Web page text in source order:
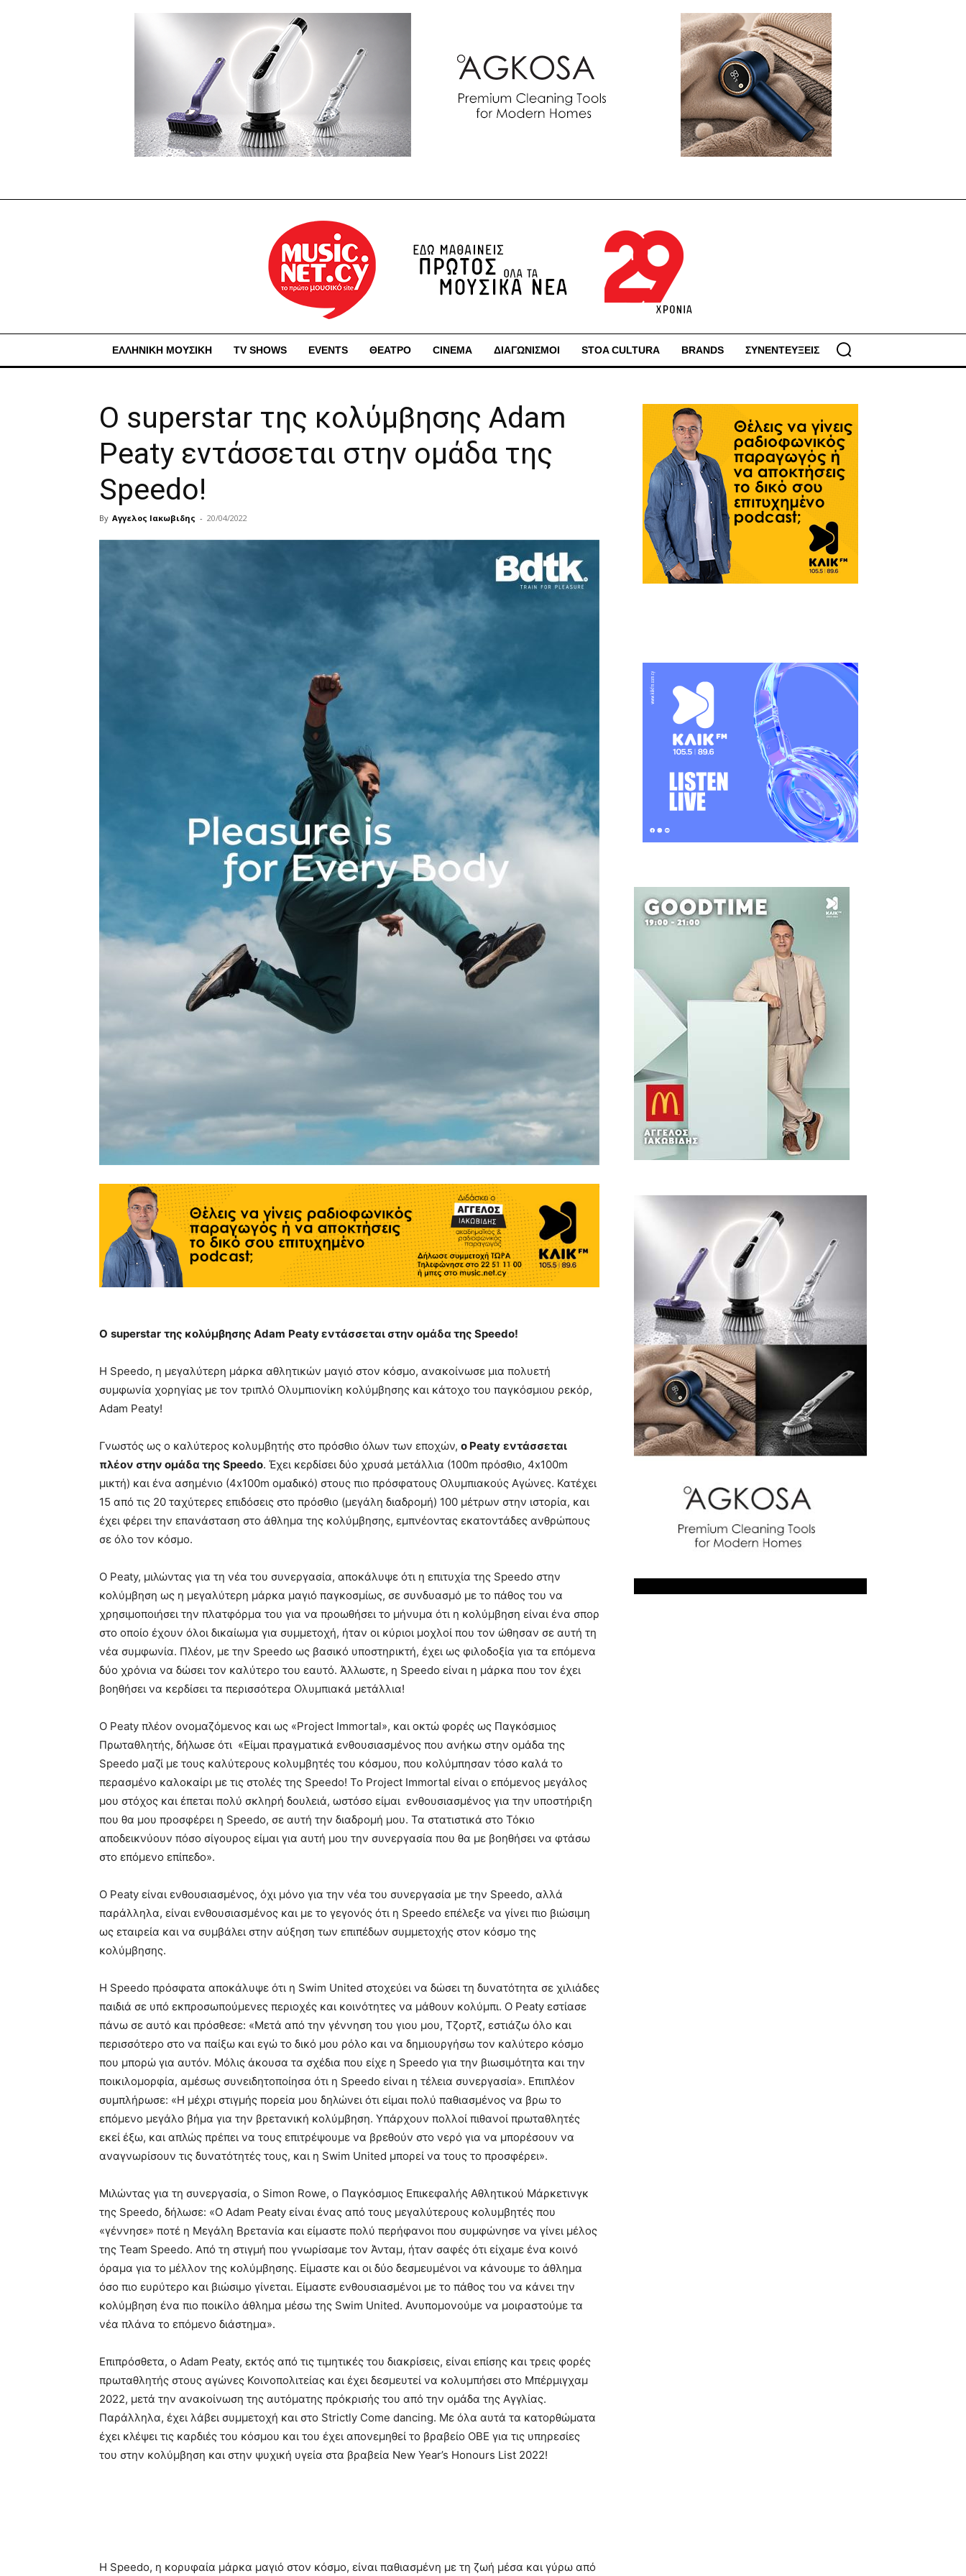
ΕΛΛΗΝΙΚΗ ΜΟΥΣΙΚΗ TV SHOWS EVENTS ΘΕΑΤΡΟ CINEMA ΔΙΑΓΩΝΙΣΜΟΙ STOA CULTURA BRANDS ΣΥΝΕΝΤΕΥΞΕΙΣ
O superstar της κολύμβησης Adam
Peaty εντάσσεται στην ομάδα της
Speedo!
By Αγγελος Ιακωβιδης - 20/04/2022
O superstar της κολύμβησης Adam Peatyεντάσσεται στην ομάδα της Speedo!
Η Speedo, η μεγαλύτερη μάρκα αθλητικών μαγιό στον κόσμο, ανακοίνωσε μια πολυετή
συμφωνία χορηγίας με τον τριπλό Ολυμπιονίκη κολύμβησης και κάτοχο του παγκόσμιου ρεκόρ,
Adam Peaty!
Γνωστός ως ο καλύτερος κολυμβητής στο πρόσθιο όλων των εποχών, ο Peaty εντάσσεται
πλέον στην ομάδα της Speedo. Έχει κερδίσει δύο χρυσά μετάλλια (100m πρόσθιο, 4x100m
μικτή) και ένα ασημένιο (4x100m ομαδικό) στους πιο πρόσφατους Ολυμπιακούς Αγώνες. Κατέχει
15 από τις 20 ταχύτερες επιδόσεις στο πρόσθιο (μεγάλη διαδρομή) 100 μέτρων στην ιστορία, και
έχει φέρει την επανάσταση στο άθλημα της κολύμβησης, εμπνέοντας εκατοντάδες ανθρώπους
σε όλο τον κόσμο.
Ο Peaty, μιλώντας για τη νέα του συνεργασία, αποκάλυψε ότι η επιτυχία της Speedo στην
κολύμβηση ως η μεγαλύτερη μάρκα μαγιό παγκοσμίως, σε συνδυασμό με το πάθος του να
χρησιμοποιήσει την πλατφόρμα του για να προωθήσει το μήνυμα ότι η κολύμβηση είναι ένα σπορ
στο οποίο έχουν όλοι δικαίωμα για συμμετοχή, ήταν οι κύριοι μοχλοί που τον ώθησαν σε αυτή τη
νέα συμφωνία. Πλέον, με την Speedo ως βασικό υποστηρικτή, έχει ως φιλοδοξία για τα επόμενα
δύο χρόνια να δώσει τον καλύτερο του εαυτό. Άλλωστε, η Speedo είναι η μάρκα που τον έχει
βοηθήσει να κερδίσει τα περισσότερα Ολυμπιακά μετάλλια!
Ο Peaty πλέον ονομαζόμενος και ως «Project Immortal», και οκτώ φορές ως Παγκόσμιος
Πρωταθλητής, δήλωσε ότι «Είμαι πραγματικά ενθουσιασμένος που ανήκω στην ομάδα της
Speedo μαζί με τους καλύτερους κολυμβητές του κόσμου, που κολύμπησαν τόσο καλά το
περασμένο καλοκαίρι με τις στολές της Speedo! Το Project Immortal είναι ο επόμενος μεγάλος
μου στόχος και έπεται πολύ σκληρή δουλειά, ωστόσο είμαι ενθουσιασμένος για την υποστήριξη
που θα μου προσφέρει η Speedo, σε αυτή την διαδρομή μου. Τα στατιστικά στο Τόκιο
αποδεικνύουν πόσο σίγουρος είμαι για αυτή μου την συνεργασία που θα με βοηθήσει να φτάσω
στο επόμενο επίπεδο».
Ο Peaty είναι ενθουσιασμένος, όχι μόνο για την νέα του συνεργασία με την Speedo, αλλά
παράλληλα, είναι ενθουσιασμένος και με το γεγονός ότι η Speedo επέλεξε να γίνει πιο βιώσιμη
ως εταιρεία και να συμβάλει στην αύξηση των επιπέδων συμμετοχής στον κόσμο της
κολύμβησης.
Η Speedo πρόσφατα αποκάλυψε ότι η Swim United στοχεύει να δώσει τη δυνατότητα σε χιλιάδες
παιδιά σε υπό εκπροσωπούμενες περιοχές και κοινότητες να μάθουν κολύμπι. O Peaty εστίασε
πάνω σε αυτό και πρόσθεσε: «Μετά από την γέννηση του γιου μου, Τζορτζ, εστιάζω όλο και
περισσότερο στο να παίξω και εγώ το δικό μου ρόλο και να δημιουργήσω τον καλύτερο κόσμο
που μπορώ για αυτόν. Μόλις άκουσα τα σχέδια που είχε η Speedo για την βιωσιμότητα και την
ποικιλομορφία, αμέσως συνειδητοποίησα ότι η Speedo είναι η τέλεια συνεργασία». Επιπλέον
συμπλήρωσε: «Η μέχρι στιγμής πορεία μου δηλώνει ότι είμαι πολύ παθιασμένος να βρω το
επόμενο μεγάλο βήμα για την βρετανική κολύμβηση. Υπάρχουν πολλοί πιθανοί πρωταθλητές
εκεί έξω, και απλώς πρέπει να τους επιτρέψουμε να βρεθούν στο νερό για να μπορέσουν να
αναγνωρίσουν τις δυνατότητές τους, και η Swim United μπορεί να τους το προσφέρει».
Μιλώντας για τη συνεργασία, ο Simon Rowe, ο Παγκόσμιος Επικεφαλής Αθλητικού Μάρκετινγκ
της Speedo, δήλωσε: «Ο Adam Peaty είναι ένας από τους μεγαλύτερους κολυμβητές που
«γέννησε» ποτέ η Μεγάλη Βρετανία και είμαστε πολύ περήφανοι που συμφώνησε να γίνει μέλος
της Team Speedo. Από τη στιγμή που γνωρίσαμε τον Άνταμ, ήταν σαφές ότι είχαμε ένα κοινό
όραμα για το μέλλον της κολύμβησης. Είμαστε και οι δύο δεσμευμένοι να κάνουμε το άθλημα
όσο πιο ευρύτερο και βιώσιμο γίνεται. Είμαστε ενθουσιασμένοι με το πάθος του να κάνει την
κολύμβηση ένα πιο ποικίλο άθλημα μέσω της Swim United. Ανυπομονούμε να μοιραστούμε τα
νέα πλάνα το επόμενο διάστημα».
Επιπρόσθετα, ο Adam Peaty, εκτός από τις τιμητικές του διακρίσεις, είναι επίσης και τρεις φορές
πρωταθλητής στους αγώνες Κοινοπολιτείας και έχει δεσμευτεί να κολυμπήσει στο Μπέρμιγχαμ
2022, μετά την ανακοίνωση της αυτόματης πρόκρισής του από την ομάδα της Αγγλίας.
Παράλληλα, έχει λάβει συμμετοχή και στο Strictly Come dancing. Με όλα αυτά τα κατορθώματα
έχει κλέψει τις καρδιές του κόσμου και του έχει απονεμηθεί το βραβείο OBE για τις υπηρεσίες
του στην κολύμβηση και στην ψυχική υγεία στα βραβεία New Year’s Honours List 2022!
Η Speedo, η κορυφαία μάρκα μαγιό στον κόσμο, είναι παθιασμένη με τη ζωή μέσα και γύρω από